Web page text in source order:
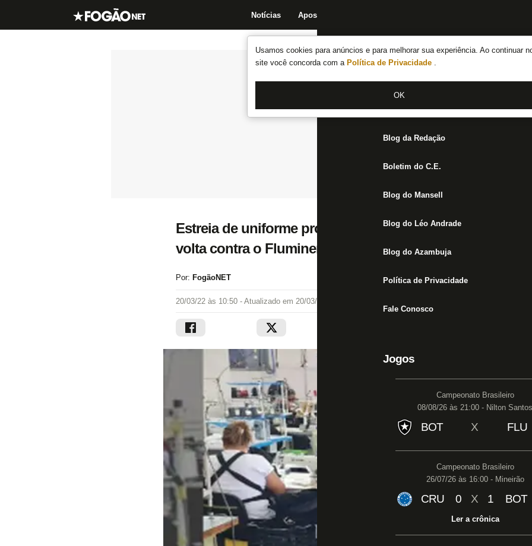
Usamos cookies para anúncios e para melhorar sua experiência. Ao continuar
site você concorda com a Política de Privacidade .
OK
Notícias Apostas
Notícias do Botafogo
Fórum
Jogos
Blog da Redação
Boletim do C.E.
Blog do Mansell
Blog do Léo Andrade
Blog do Azambuja
Política de Privacidade
Fale Conosco
Jogos
Campeonato Brasileiro
08/08/26 às 21:00 - Nilton Santos
BOT X FLU
Campeonato Brasileiro
26/07/26 às 16:00 - Mineirão
CRU 0 X 1 BOT
Ler a crônica
Estreia de uniforme provisório do Botafogo pode
volta contra o Fluminense
Por: FogãoNET
20/03/22 às 10:50 - Atualizado em 20/03/22 às 10:55